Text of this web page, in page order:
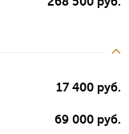
17 400 руб.
69 000 руб.